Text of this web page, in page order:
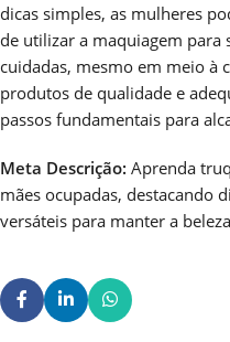
dicas simples, as mulheres
de utilizar a maquiagem para
cuidadas, mesmo em meio à
produtos de qualidade e
passos fundamentais para
Meta Descrição: Aprenda
mães ocupadas, destacando
versáteis para manter a